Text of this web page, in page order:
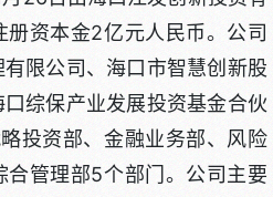
册资本金2亿元人民币。公司
限公司、海口市智慧创新股
综保产业发展投资基金合伙
投资部、金融业务部、风险
合管理部5个部门。公司主要